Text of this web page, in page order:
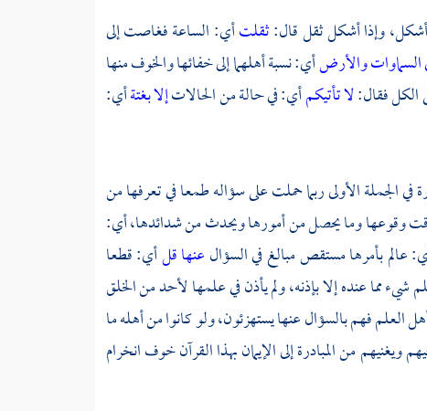
وإذا أشكل ثقل قال:ثقلتأي: الساعة فغاصت إلى
السماوات والأرضأي: نسبة أهلهما إلى خفائها والخوف منها
الكل فقال:لا تأتيكمأي: في حالة من الحالاتإلا بغتةأي:
في الجملة الأولى ربما حملت على سؤاله طمعا في تعرفها من
وقوعها وما يحصل من أمورها ويحدث من شدائدها، أي:
عالم بأمرها مستقص مبالغ في السؤالعنها قلأي: قطعا
مما عنده إلا بإذنه، ولم يأذن في علمها لأحد من الخلق
العلم فهم بالسؤال عنها يستهزئون، ولو كانوا من أهله ما
من المبادرة إلى الإيمان بهذا القرآن خوف انخرام